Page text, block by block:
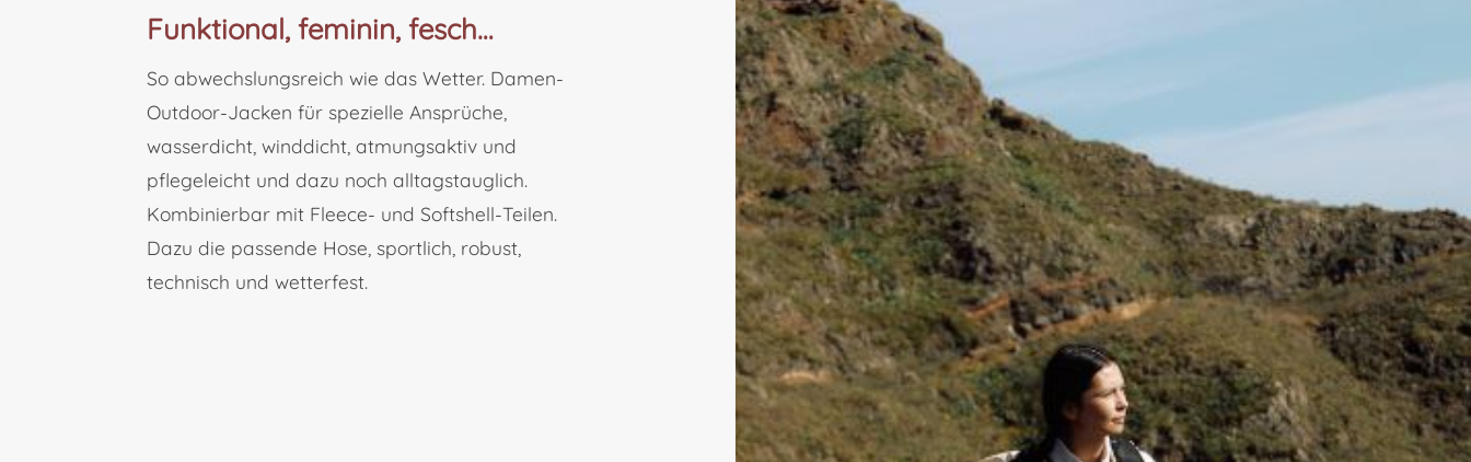
Funktional, feminin, fesch…
So abwechslungsreich wie das Wetter. Damen-
Outdoor-Jacken für spezielle Ansprüche,
wasserdicht, winddicht, atmungsaktiv und
pflegeleicht und dazu noch alltagstauglich.
Kombinierbar mit Fleece- und Softshell-Teilen.
Dazu die passende Hose, sportlich, robust,
technisch und wetterfest.